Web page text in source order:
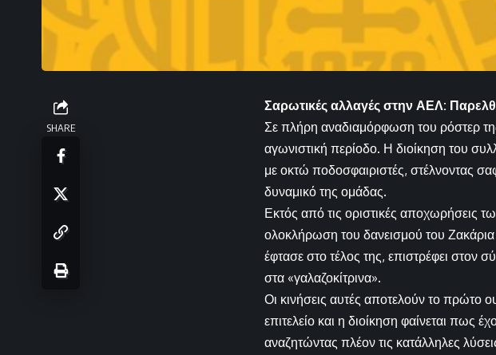
SHARE
Σαρωτικές αλλαγές στην ΑΕΛ:
Σε πλήρη αναδιαμόρφωση του ρόστερ
αγωνιστική περίοδο. Η διοίκηση του
με οκτώ ποδοσφαιριστές, στέλνοντας
δυναμικό της ομάδας.
Εκτός από τις οριστικές αποχωρήσεις
ολοκλήρωση του δανεισμού του
έφτασε στο τέλος της, επιστρέφει στον
στα «γαλαζοκίτρινα».
Οι κινήσεις αυτές αποτελούν το πρώτο
επιτελείο και η διοίκηση φαίνεται
αναζητώντας πλέον τις κατάλληλες